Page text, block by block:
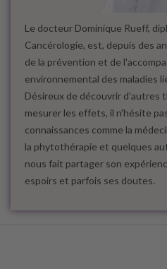
Le docteur Dominique Rueff,
Cancérologie, est, depuis des
de la prévention et de
environnemental des maladies
Désireux de découvrir d'autres
mesurer les effets, il n'hésite
connaissances comme la
la phytothérapie et quelques
nous fait partager son
espoirs et parfois ses doutes.